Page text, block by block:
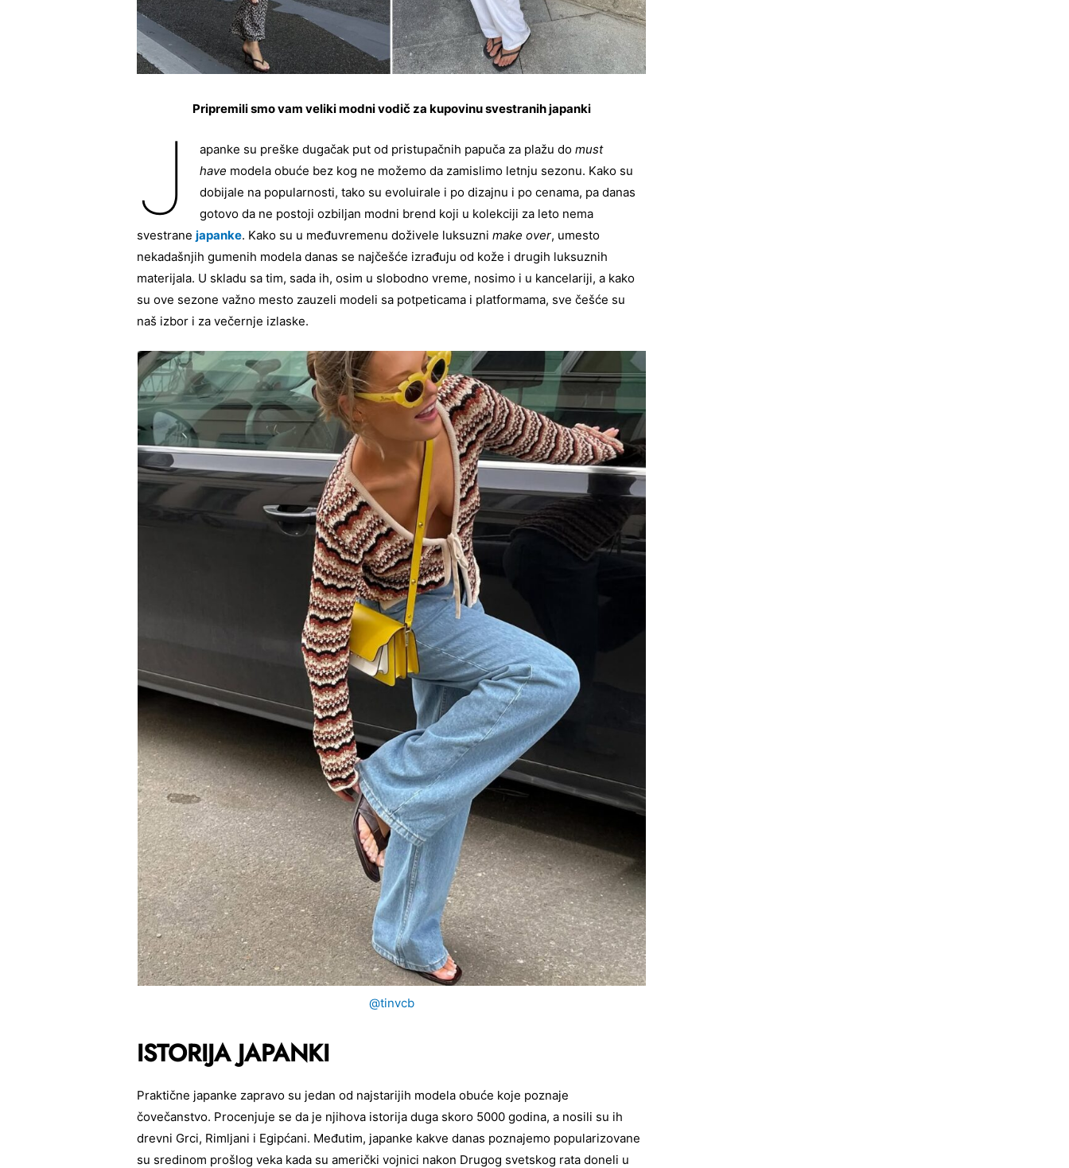
Pripremili smo vam veliki modni vodič za kupovinu svestranih japanki
J apanke su preške dugačak put od pristupačnih papuča za plažu do must
have modela obuće bez kog ne možemo da zamislimo letnju sezonu. Kako su
dobijale na popularnosti, tako su evoluirale i po dizajnu i po cenama, pa danas
gotovo da ne postoji ozbiljan modni brend koji u kolekciji za leto nema
svestranejapanke. Kako su u međuvremenu doživele luksuznimake over, umesto
nekadašnjih gumenih modela danas se najčešće izrađuju od kože i drugih luksuznih
materijala. U skladu sa tim, sada ih, osim u slobodno vreme, nosimo i u kancelariji, a kako
su ove sezone važno mesto zauzeli modeli sa potpeticama i platformama, sve češće su
naš izbor i za večernje izlaske.
@tinvcb
ISTORIJA JAPANKI
Praktične japanke zapravo su jedan od najstarijih modela obuće koje poznaje
čovečanstvo. Procenjuje se da je njihova istorija duga skoro 5000 godina, a nosili su ih
drevni Grci, Rimljani i Egipćani. Međutim, japanke kakve danas poznajemo popularizovane
su sredinom prošlog veka kada su američki vojnici nakon Drugog svetskog rata doneli u